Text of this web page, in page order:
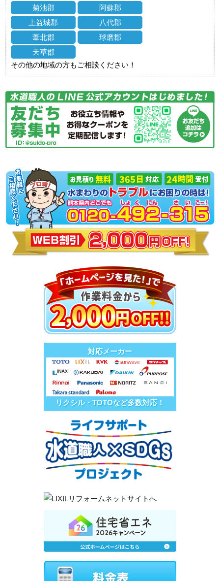
菊池郡
阿蘇郡
上益城郡
八代郡
葦北郡
球磨郡
天草郡
その他の地域の方もご相談ください！
対応メーカー
リクシル・TOTOなど多数対応！